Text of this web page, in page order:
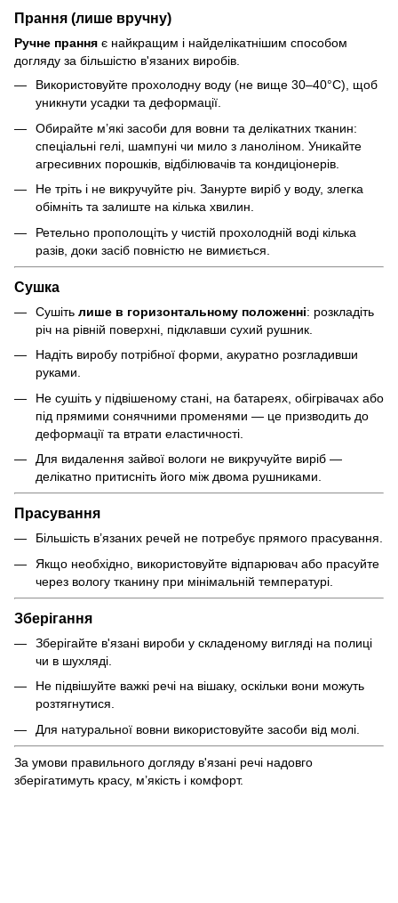
Прання (лише вручну)
Ручне прання є найкращим і найделікатнішим способом
догляду за більшістю в'язаних виробів.
Використовуйте прохолодну воду (не вище 30–40°C), щоб
уникнути усадки та деформації.
Обирайте м’які засоби для вовни та делікатних тканин:
спеціальні гелі, шампуні чи мило з ланоліном. Уникайте
агресивних порошків, відбілювачів та кондиціонерів.
Не тріть і не викручуйте річ. Занурте виріб у воду, злегка
обімніть та залиште на кілька хвилин.
Ретельно прополощіть у чистій прохолодній воді кілька
разів, доки засіб повністю не вимиється.
Сушка
Сушіть лише в горизонтальному положенні: розкладіть
річ на рівній поверхні, підклавши сухий рушник.
Надіть виробу потрібної форми, акуратно розгладивши
руками.
Не сушіть у підвішеному стані, на батареях, обігрівачах або
під прямими сонячними променями — це призводить до
деформації та втрати еластичності.
Для видалення зайвої вологи не викручуйте виріб —
делікатно притисніть його між двома рушниками.
Прасування
Більшість в’язаних речей не потребує прямого прасування.
Якщо необхідно, використовуйте відпарювач або прасуйте
через вологу тканину при мінімальній температурі.
Зберігання
Зберігайте в'язані вироби у складеному вигляді на полиці
чи в шухляді.
Не підвішуйте важкі речі на вішаку, оскільки вони можуть
розтягнутися.
Для натуральної вовни використовуйте засоби від молі.
За умови правильного догляду в'язані речі надовго
зберігатимуть красу, м’якість і комфорт.